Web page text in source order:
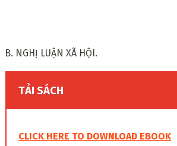
B. NGHỊ LUẬN XÃ HỘI.
TẢI SÁCH
CLICK HERE TO DOWNLOAD EBOOK